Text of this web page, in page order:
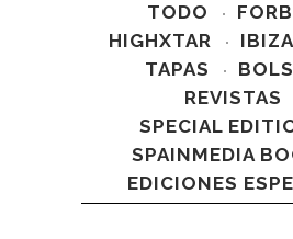
TODO
HIGHXTAR
TAPAS
REVISTAS
SPECIAL
SPAINMEDIA
EDICIONES